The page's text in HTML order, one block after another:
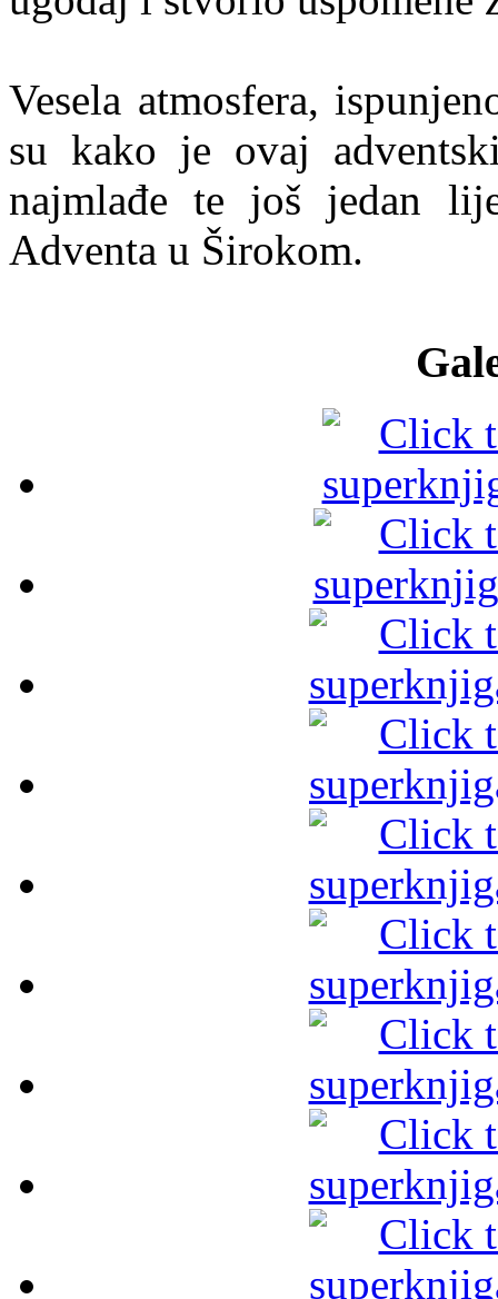
Vesela atmosfera,
su kako je ovaj
najmlađe te još jedan
Adventa u Širokom.